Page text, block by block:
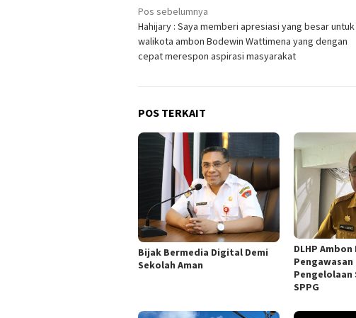
Navigasi
pos
Pos sebelumnya
Hahijary : Saya memberi apresiasi yang besar untuk
walikota ambon Bodewin Wattimena yang dengan
cepat merespon aspirasi masyarakat
POS TERKAIT
Bijak Bermedia Digital Demi
Sekolah Aman
DLHP
Pengawasan
Pengelolaan
SPPG